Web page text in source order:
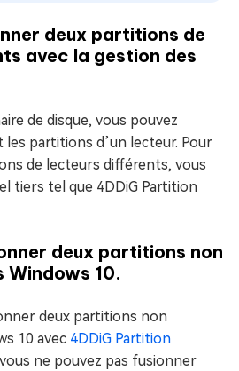
deux partitions de
avec la gestion des
de disque, vous pouvez
partitions d’un lecteur. Pour
de lecteurs différents, vous
tiers tel que 4DDiG Partition
deux partitions non
Windows 10.
deux partitions non
10 avec 4DDiG Partition
ne pouvez pas fusionner